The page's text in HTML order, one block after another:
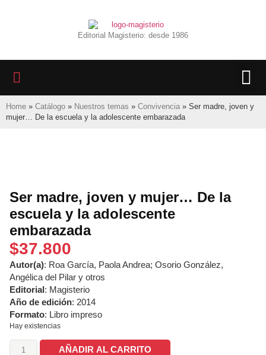
Editorial Magisterio: desde 1986
Home » Catálogo » Nuestros temas » Convivencia » Ser madre, joven y
mujer… De la escuela y la adolescente embarazada
Ser madre, joven y mujer… De la
escuela y la adolescente
embarazada
$37.800
Autor(a): Roa García, Paola Andrea; Osorio González,
Angélica del Pilar y otros
Editorial: Magisterio
Año de edición: 2014
Formato: Libro impreso
Hay existencias
AÑADIR AL CARRITO